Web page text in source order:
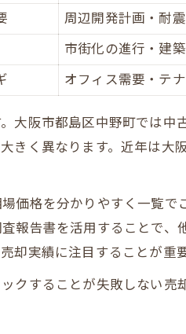
野町で探る
売却手法一覧
ト・デメリット
の判断基準
方を徹底解説
きの流れ
高める秘訣
魅力アップ術
動向と分析
用を抑える方法
周辺開発計画・耐
市街化の進行・建
オフィス需要・テ
阪市都島区中野町では中
きく異なります。近年は大
価格を分かりやすく一覧で
報告書を活用することで
実績に注目することが重要
クすることが失敗しない売